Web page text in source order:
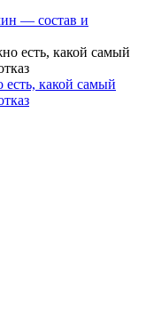
— состав и
какой самый